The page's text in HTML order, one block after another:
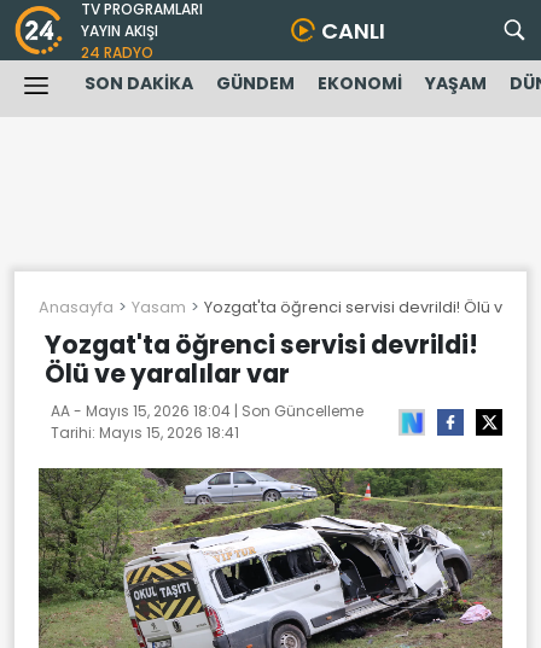
TV PROGRAMLARI
YAYIN AKIŞI
24 RADYO
CANLI
SON DAKİKA GÜNDEM EKONOMİ YAŞAM
Anasayfa Yasam Yozgat'ta öğrenci servisi devrildi! Ölü ve
Yozgat'ta öğrenci servisi devrildi!
Ölü ve yaralılar var
AA - Mayıs 15, 2026 18:04 | Son Güncelleme
Tarihi: Mayıs 15, 2026 18:41